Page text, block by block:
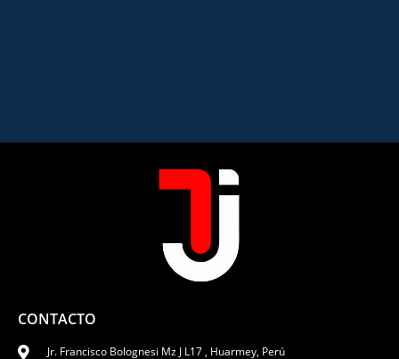
CONTACTO
Jr. Francisco Bolognesi Mz J L17 , Huarmey, Perú